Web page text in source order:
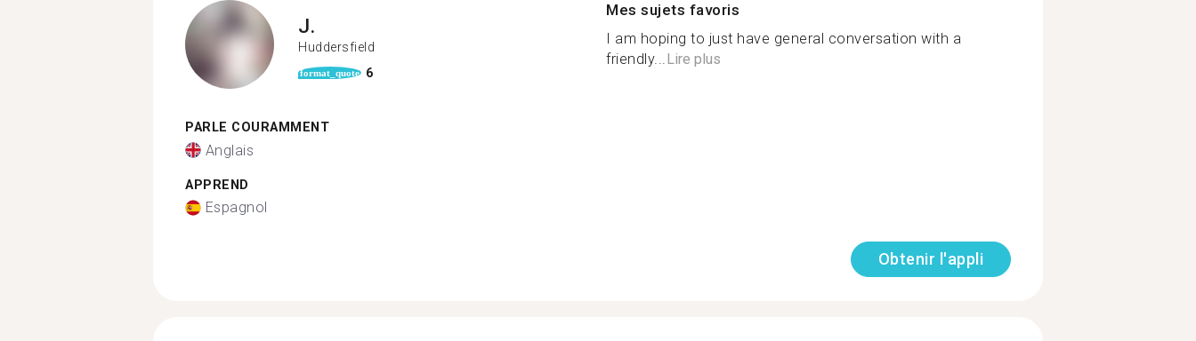
J.
Huddersfield
format_quote 6
PARLE COURAMMENT
Anglais
APPREND
Espagnol
Mes sujets favoris
I am hoping to just have general conversation with a
friendly...Lire plus
Obtenir l'appli